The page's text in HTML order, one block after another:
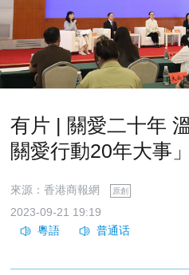
有片 | 關愛二十年
關愛行動20年大事
來源：香港商報網 原創
2023-09-21 19:19